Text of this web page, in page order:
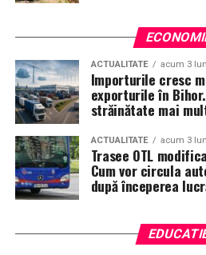
ACTUALITATE acum 3
Importurile cresc
exporturile în
străinătate mai
ACTUALITATE acum 3
Trasee OTL
Cum vor circula
după începerea